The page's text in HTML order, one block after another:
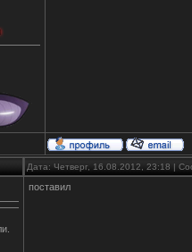
Дата: Четверг, 16.08.2012, 23:18 |
поставил